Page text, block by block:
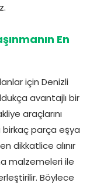
En
için Denizli
avantajlı bir
araçlarını
parça eşya
dikkatlice alınır
malzemeleri ile
Böylece